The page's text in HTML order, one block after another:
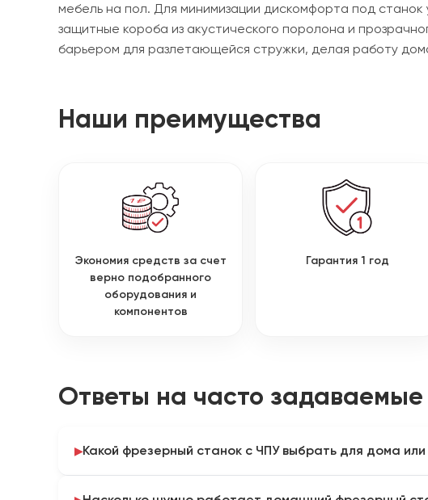
мебель на пол. Для минимизации дискомфорта под
защитные короба из акустического поролона и
барьером для разлетающейся стружки, делая работу
Наши преимущества
Экономия средств за счет
верно подобранного
оборудования и
компонентов
Гарантия 1 год
Ответы на часто
Какой фрезерный станок с ЧПУ выбрать для дома